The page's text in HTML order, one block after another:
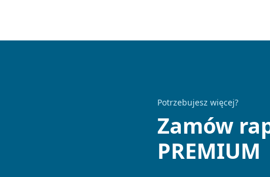
Potrzebujesz więcej?
Zamów
PREMIUM